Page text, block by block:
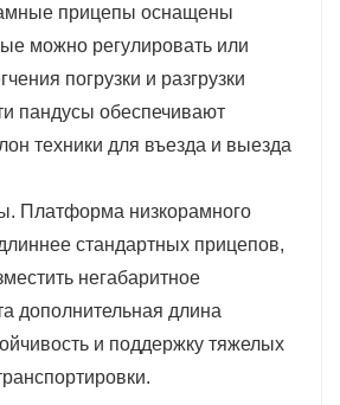
не приводит к
транспортировке
и разгрузка товаров:
низкого плоского
у обычного плоского
легко загружать и
высота: общая высота
прицепа мала, что
проблемы ограничения
прицепы оснащены
можно регулировать или
погрузки и разгрузки
пандусы обеспечивают
техники для въезда и выезда
Платформа низкорамного
стандартных прицепов,
негабаритное
дополнительная длина
и поддержку тяжелых